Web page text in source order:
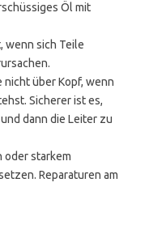
Öl mit
wenn sich Teile
über Kopf, wenn
Sicherer ist es,
dann die Leiter zu
oder starkem
Reparaturen am